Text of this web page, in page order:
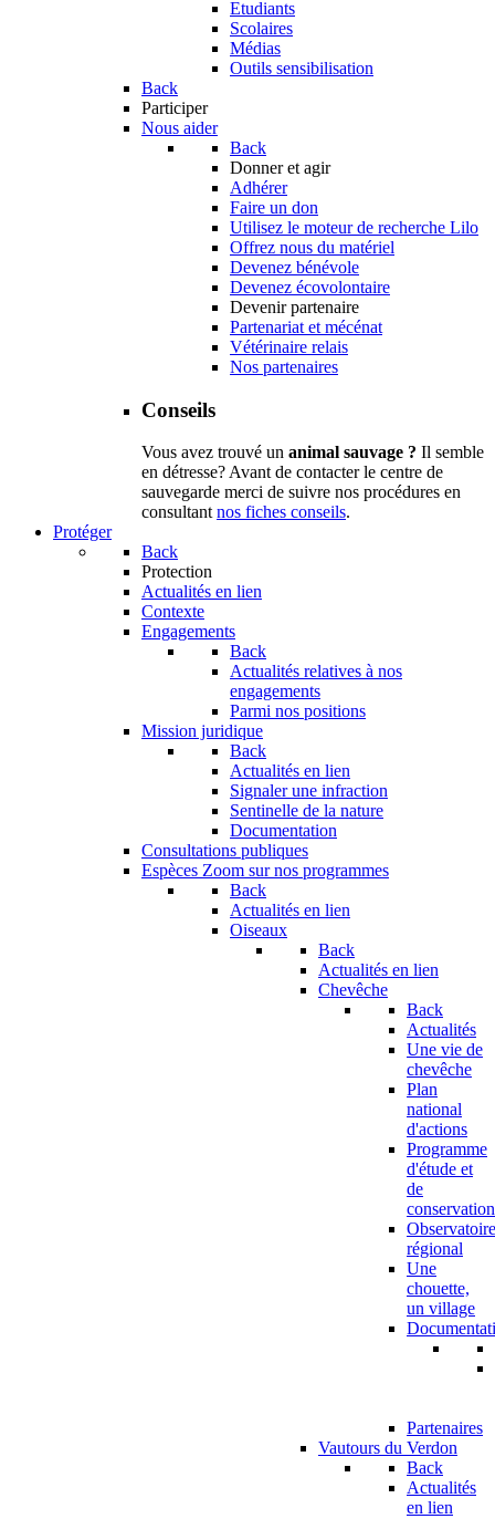
Etudiants
Scolaires
Médias
Outils sensibilisation
Back
Participer
Nous aider
Back
Donner et agir
Adhérer
Faire un don
Utilisez le moteur de recherche Lilo
Offrez nous du matériel
Devenez bénévole
Devenez écovolontaire
Devenir partenaire
Partenariat et mécénat
Vétérinaire relais
Nos partenaires
Conseils
Vous avez trouvé un animal sauvage ? Il semble
en détresse? Avant de contacter le centre de
sauvegarde merci de suivre nos procédures en
consultantnos fiches conseils.
Protéger
Back
Protection
Actualités en lien
Contexte
Engagements
Back
Actualités relatives à nos
engagements
Parmi nos positions
Mission juridique
Back
Actualités en lien
Signaler une infraction
Sentinelle de la nature
Documentation
Consultations publiques
Espèces Zoom sur nos programmes
Back
Actualités en lien
Oiseaux
Back
Actualités en lien
Chevêche
Back
Actualités
Une vie de
chevêche
Plan
national
d'actions
Programme
d'étude et
de
conservation
Observatoire
régional
Une
chouette,
un village
Partenaires
Vautours du Verdon
Back
Actualités
en lien